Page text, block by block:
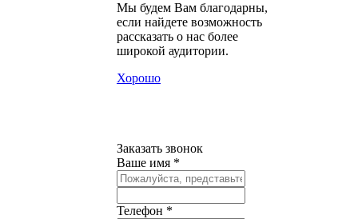
Мы будем Вам благодарны,
если найдете возможность
рассказать о нас более
широкой аудитории.
Хорошо
Заказать звонок
Ваше имя *
Телефон *